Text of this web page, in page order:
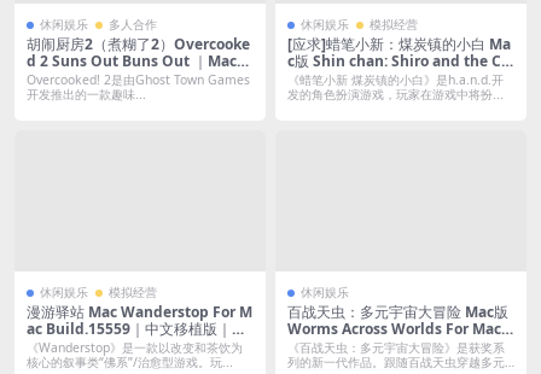
休闲娱乐 多人合作
胡闹厨房2（煮糊了2）Overcooke
d 2 Suns Out Buns Out ｜Mac原
生版(只有英文)
Overcooked! 2是由Ghost Town Games
开发推出的一款趣味...
休闲娱乐 模拟经营
[应求]蜡笔小新：煤炭镇的小白 Ma
c版 Shin chan: Shiro and the Co
al Town For Mac v1.0｜中文移植
版
《蜡笔小新 煤炭镇的小白》是h.a.n.d.开
发的角色扮演游戏，玩家在游戏中将扮...
休闲娱乐 模拟经营
漫游驿站 Mac Wanderstop For M
ac Build.15559｜中文移植版｜一
款超治愈的佛系模拟游戏
《Wanderstop》是一款以改变和茶饮为
核心的叙事类“佛系”/治愈型游戏。玩...
休闲娱乐
百战天虫：多元宇宙大冒险 Mac版
Worms Across Worlds For Mac v
1.7.4｜中文原生版｜化身虫子在宇
宙中展开一场场既幽默又惊心动魄
《百战天虫：多元宇宙大冒险》是获奖系
列的新一代作品。跟随百战天虫穿越多元